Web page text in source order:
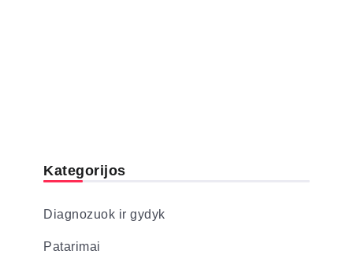
Kategorijos
Diagnozuok ir gydyk
Patarimai